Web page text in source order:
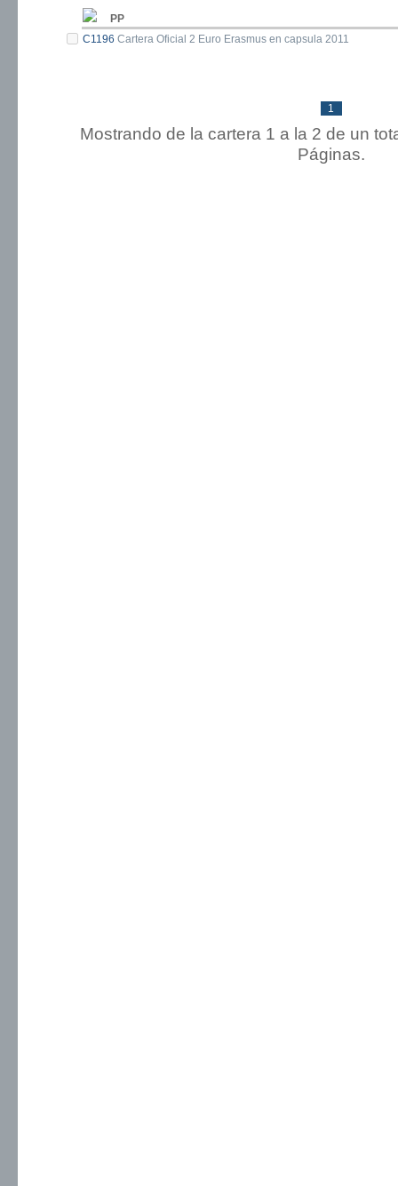
PP
C1196 Cartera Oficial 2 Euro Erasmus en capsula 2011
1
Mostrando de la cartera 1 a la 2 de un
Páginas.